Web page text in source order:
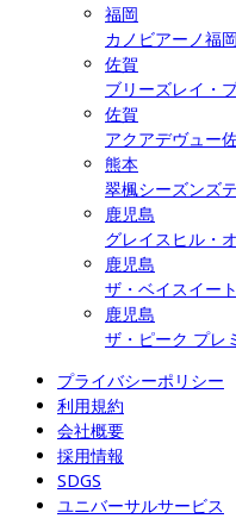
福岡
カノビアーノ福岡
佐賀
ブリーズレイ・
佐賀
アクアデヴュー
熊本
翠楓シーズンズ
鹿児島
グレイスヒル・
鹿児島
ザ・ベイスイー
鹿児島
ザ・ピーク プレ
プライバシーポリシー
利用規約
会社概要
採用情報
SDGS
ユニバーサルサービス